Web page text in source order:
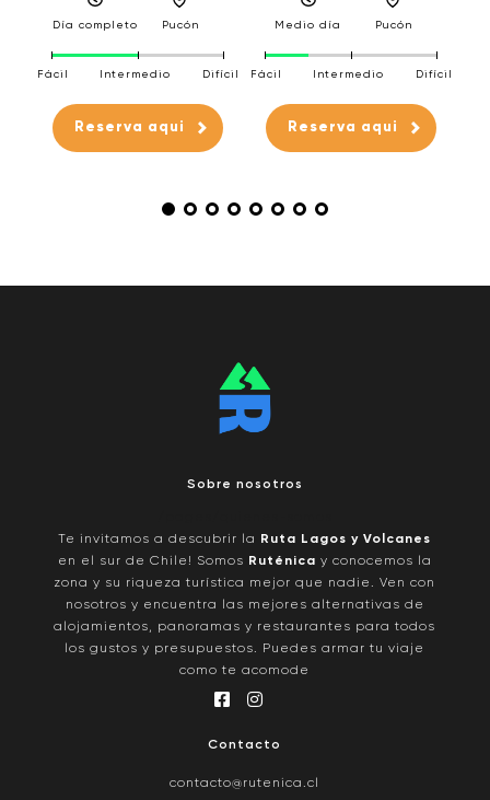
Día completo Pucón
Fácil Intermedio Difícil
Reserva aqui
Medio día Pucón
Fácil Intermedio Difícil
Reserva aqui
Sobre nosotros
Te invitamos a descubrir la
Ruta Lagos y Volcanes
en el sur de Chile! Somos Ruténica y conocemos la
zona y su riqueza turística mejor que nadie. Ven con
nosotros y encuentra las mejores alternativas de
alojamientos, panoramas y restaurantes para todos
los gustos y presupuestos. Puedes armar tu viaje
como te acomode
Contacto
contacto@rutenica.cl